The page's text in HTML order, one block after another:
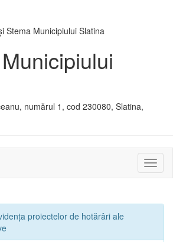
numărul 1, cod 230080, Slatina,
sau
proiectelor de hotărâri ale